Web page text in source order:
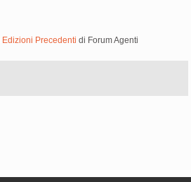
Edizioni Precedenti di Forum Agenti